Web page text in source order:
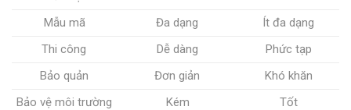
Mẫu mã Đa dạng
Ít đa dạng
Thi công
Dễ dàng
Phức tạp
Bảo quản
Đơn giản
Khó khăn
Bảo vệ môi trường
Kém Tốt